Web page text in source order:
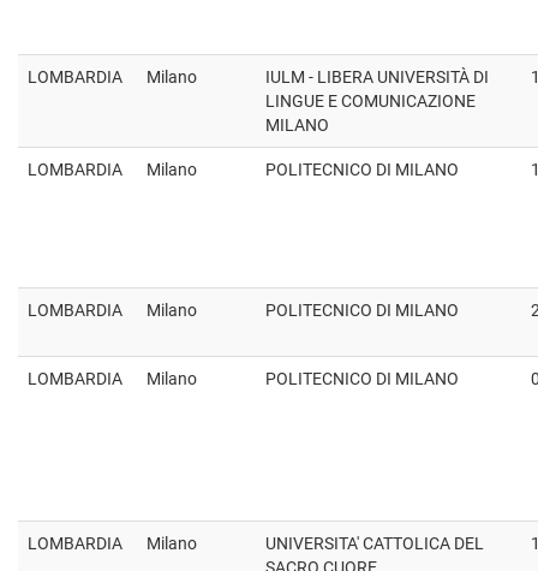
LOMBARDIA Milano
IULM - LIBERA UNIVERSITÀ DI
LINGUE E COMUNICAZIONE
MILANO
LOMBARDIA Milano POLITECNICO DI MILANO
LOMBARDIA Milano POLITECNICO DI MILANO
LOMBARDIA Milano POLITECNICO DI MILANO
LOMBARDIA Milano
UNIVERSITA' CATTOLICA DEL